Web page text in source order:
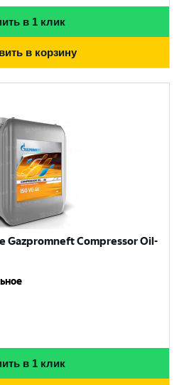
в 1 клик
в корзину
Gazpromneft Compressor Oil-
в 1 клик